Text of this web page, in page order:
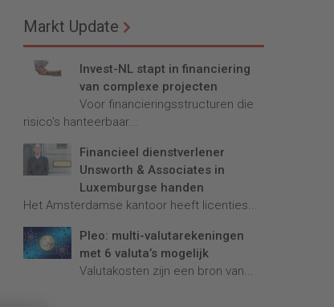
Markt Update
Invest-NL stapt in financiering
van complexe projecten
Voor financieringsstructuren die
risico’s hanteerbaar...
Financieel dienstverlener
Unsworth & Associates in
Luxemburgse handen
Het Amsterdamse kantoor heeft licenties...
Pleo: multi-valutarekeningen
met 6 valuta’s mogelijk
Valutakosten zijn een bron van...